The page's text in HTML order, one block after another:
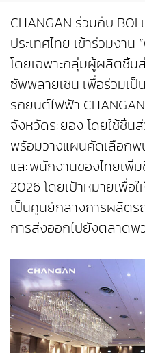
CHANGAN ร่วมกับ
ประเทศไทย เข้าร่วมงาน
โดยเฉพาะกลุ่มผู้ผลิตชิ้นส่
ซัพพลายเชน เพื่อร่วมเ
รถยนต์ไฟฟ้า
จังหวัดระยอง โดยใช้ชิ้น
พร้อมวางแผนคัดเลือกพ
และพนักงานของไทยเพิ่
2026 โดยเป้าหมายเพื่อใ
เป็นศูนย์กลางการผลิต
การส่งออกไปยังตลาดพ